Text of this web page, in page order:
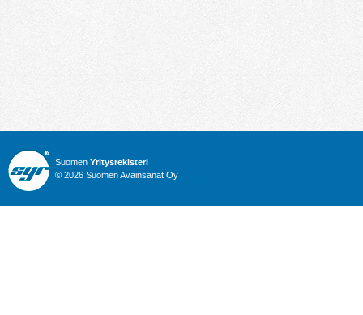
Suomen Yritysrekisteri
© 2026 Suomen Avainsanat Oy